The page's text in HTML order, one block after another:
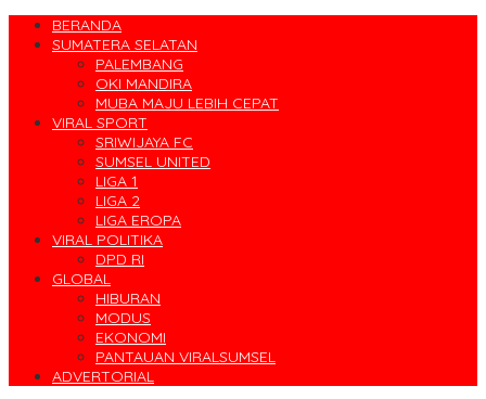
BERANDA
SUMATERA SELATAN
PALEMBANG
OKI MANDIRA
MUBA MAJU LEBIH CEPAT
VIRAL SPORT
SRIWIJAYA FC
SUMSEL UNITED
LIGA 1
LIGA 2
LIGA EROPA
VIRAL POLITIKA
DPD RI
GLOBAL
HIBURAN
MODUS
EKONOMI
PANTAUAN VIRALSUMSEL
ADVERTORIAL